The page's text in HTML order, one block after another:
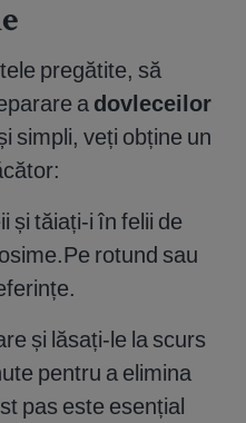
pregătite, să
a dovleceilor
simpli, veți obține un
și tăiați-i în felii de
rotund sau
și lăsați-le la scurs
pentru a elimina
pas este esențial